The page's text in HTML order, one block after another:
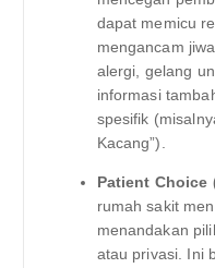
dapat memicu
mengancam
alergi, gelang
informasi
spesifik
Kacang”).
Patient Choice
rumah sakit
menandakan
atau privasi. Ini